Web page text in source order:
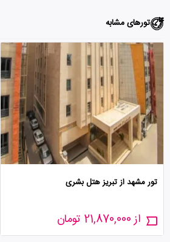
تورهای مشابه
تور مشهد از تبریز هتل بشری
از 21,870,000 تومان